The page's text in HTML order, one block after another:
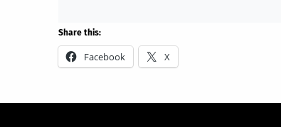
Share this:
Facebook X